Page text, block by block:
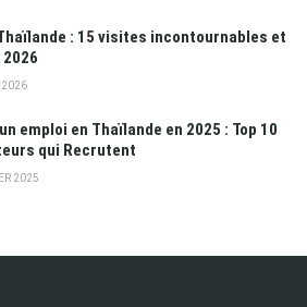
: 15 visites incontournables et
2026
emploi en Thaïlande en 2025 : Top 10
qui Recrutent
2025